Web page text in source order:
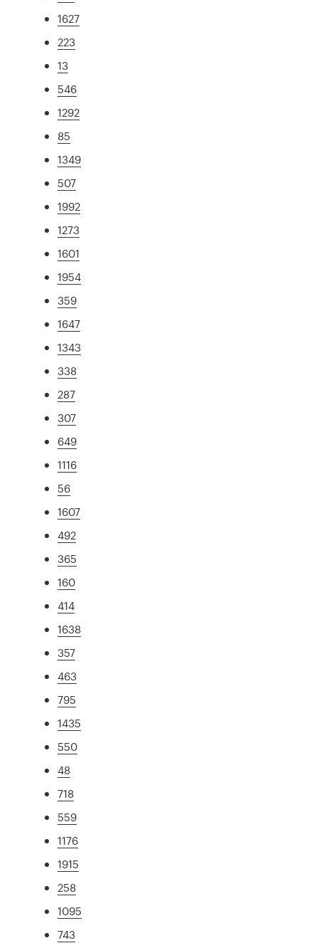
1627
223
13
546
1292
85
1349
507
1992
1273
1601
1954
359
1647
1343
338
287
307
649
1116
56
1607
492
365
160
414
1638
357
463
795
1435
550
48
718
559
1176
1915
258
1095
743